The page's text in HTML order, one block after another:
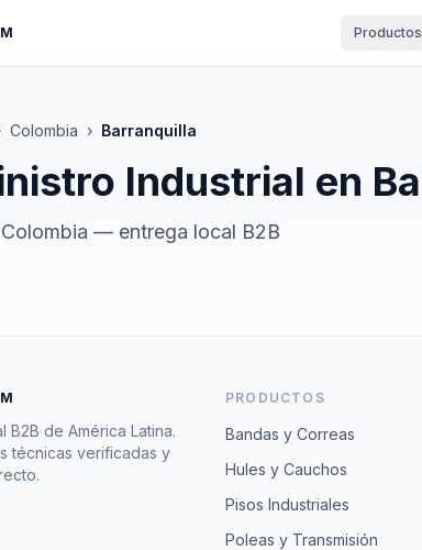
Productos
Colombia › Barranquilla
Industrial en
Colombia — entrega local B2B
B2B de América Latina.
técnicas verificadas y
PRODUCTOS
Bandas y Correas
Hules y Cauchos
Pisos Industriales
Poleas y Transmisión